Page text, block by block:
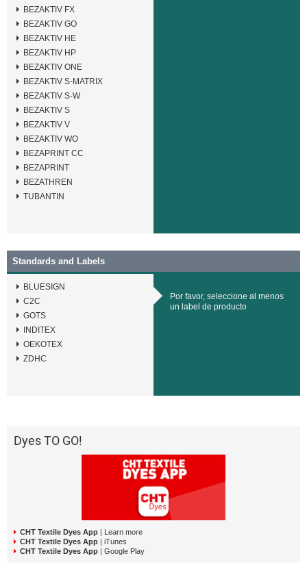
BEZAKTIV FX
BEZAKTIV GO
BEZAKTIV HE
BEZAKTIV HP
BEZAKTIV ONE
BEZAKTIV S-MATRIX
BEZAKTIV S-W
BEZAKTIV S
BEZAKTIV V
BEZAKTIV WO
BEZAPRINT CC
BEZAPRINT
BEZATHREN
TUBANTIN
Standards and Labels
BLUESIGN
C2C
GOTS
INDITEX
OEKOTEX
ZDHC
Por favor, seleccione al menos
un label de producto
Dyes TO GO!
CHT Textile Dyes App | Learn more
CHT Textile Dyes App | iTunes
CHT Textile Dyes App | Google Play